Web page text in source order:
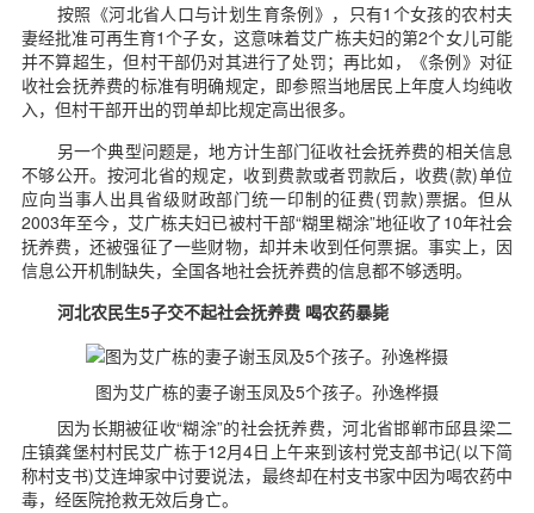
按照《河北省人口与计划生育条例》，只有1个女孩的农村夫
妻经批准可再生育1个子女，这意味着艾广栋夫妇的第2个女儿可能
并不算超生，但村干部仍对其进行了处罚；再比如，《条例》对征
收社会抚养费的标准有明确规定，即参照当地居民上年度人均纯收
入，但村干部开出的罚单却比规定高出很多。
另一个典型问题是，地方计生部门征收社会抚养费的相关信息
不够公开。按河北省的规定，收到费款或者罚款后，收费(款)单位
应向当事人出具省级财政部门统一印制的征费(罚款)票据。但从
2003年至今，艾广栋夫妇已被村干部“糊里糊涂”地征收了10年社会
抚养费，还被强征了一些财物，却并未收到任何票据。事实上，因
信息公开机制缺失，全国各地社会抚养费的信息都不够透明。
河北农民生5子交不起社会抚养费 喝农药暴毙
图为艾广栋的妻子谢玉凤及5个孩子。孙逸桦摄
因为长期被征收“糊涂”的社会抚养费，河北省邯郸市邱县梁二
庄镇龚堡村村民艾广栋于12月4日上午来到该村党支部书记(以下简
称村支书)艾连坤家中讨要说法，最终却在村支书家中因为喝农药中
毒，经医院抢救无效后身亡。